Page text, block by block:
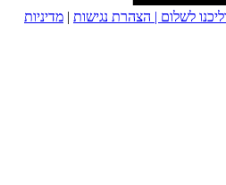
לשלום | הצהרת נגישות | מדיניות